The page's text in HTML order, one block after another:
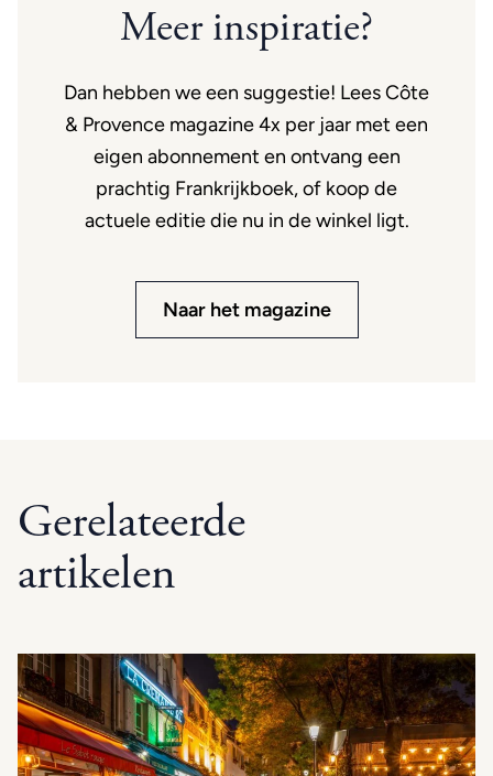
Meer inspiratie?
Dan hebben we een suggestie! Lees Côte
& Provence magazine 4x per jaar met een
eigen abonnement en ontvang een
prachtig Frankrijkboek, of koop de
actuele editie die nu in de winkel ligt.
Naar het magazine
Gerelateerde
artikelen